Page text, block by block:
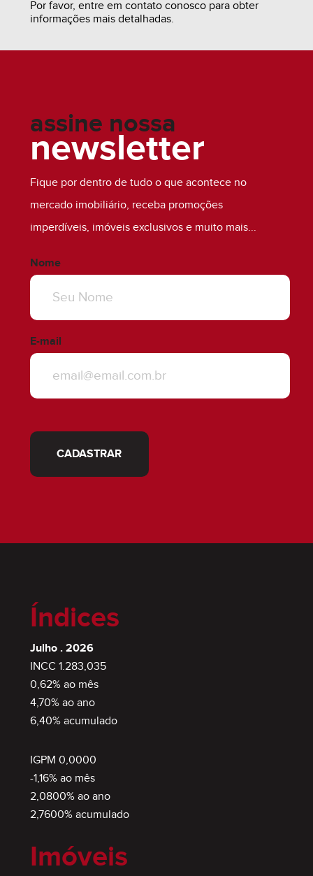
Por favor, entre em contato conosco para obter
informações mais detalhadas.
assine nossa
newsletter
Fique por dentro de tudo o que acontece no
mercado imobiliário, receba promoções
imperdíveis, imóveis exclusivos e muito mais...
Nome
E-mail
CADASTRAR
Índices
Julho . 2026
INCC 1.283,035
0,62% ao mês
4,70% ao ano
6,40% acumulado
IGPM 0,0000
-1,16% ao mês
2,0800% ao ano
2,7600% acumulado
Imóveis